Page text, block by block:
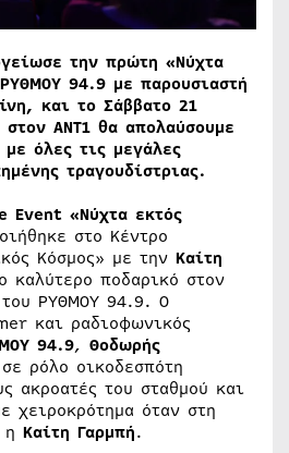
την πρώτη «Νύχτα
94.9 με παρουσιαστή
και το Σάββατο 21
ΑΝΤ1 θα απολαύσουμε
με όλες τις μεγάλες
τραγουδίστριας.
Event «Νύχτα εκτός
στο Κέντρο
Κόσμος» με την Καίτη
καλύτερο ποδαρικό στον
ΡΥΘΜΟΥ 94.9. Ο
και ραδιοφωνικός
94.9, Θοδωρής
ρόλο οικοδεσπότη
ακροατές του σταθμού και
χειροκρότημα όταν στη
η Καίτη Γαρμπή.